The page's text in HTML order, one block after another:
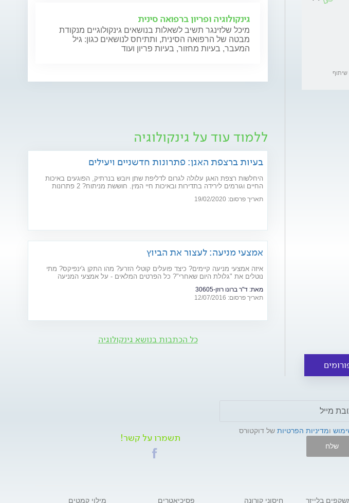
שיתוף
גינקולוגיה ופריון ברפואה סינית
מיכל שלזינגר תשיב לשאלות בנושאים גינקולוגיים מנקודת
מבטה של הרפואה הסינית, ותתיחס לנושאים כגון: גיל
המעבר, בעיות מחזור, בעיות פריון ועוד
ללמוד עוד על גינקולוגיה
בעיות ברצפת האגן: פתרונות חדשניים ויעילים
היחלשות רצפת האגן עלולה לגרום לדליפת שתן ויובש בנרתיק, הפוגעים באיכות
החיים וגורמים לירידה בתדירות ובאיכות חיי המין. חוששת מניתוח? 2 פתרונות
תאריך פרסום: 19/02/2020
אמצעי מניעה: לעצור את הביוץ
איזה אמצעי מניעה קיימים? כיצד פועלים קוטלי הזרע? מהו התקן ג'ינפיקס? מתי
נוטלים את "גלולת היום שאחרי"? כל הפרטים המלאים - על אמצעי המניעה
מאת: ד"ר ברונו רוזן-30605
תאריך פרסום: 12/07/2016
כל הכתבות בנושא גינקולוגיה
ומדיניות הפרטיות של דוקטורס
שלח
תשמרו על קשר!
בלייזר חיסוני קורונה פסיכיאטרים מילוי קמטים